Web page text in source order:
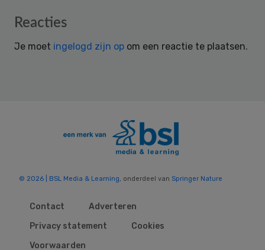
Reader
Reacties
Je moet ingelogd zijn op om een reactie te plaatsen.
© 2026 | BSL Media & Learning, onderdeel van Springer Nature
Contact
Adverteren
Privacy statement
Cookies
Voorwaarden